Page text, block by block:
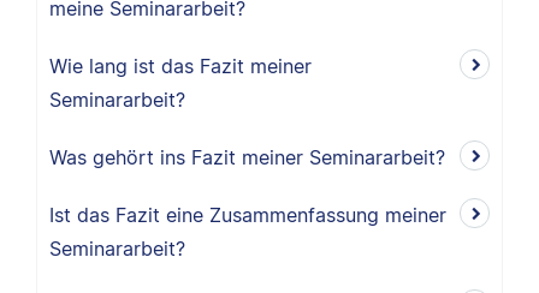
meine Seminararbeit?
Wie lang ist das Fazit meiner
Seminararbeit?
Was gehört ins Fazit meiner Seminararbeit?
Ist das Fazit eine Zusammenfassung meiner
Seminararbeit?